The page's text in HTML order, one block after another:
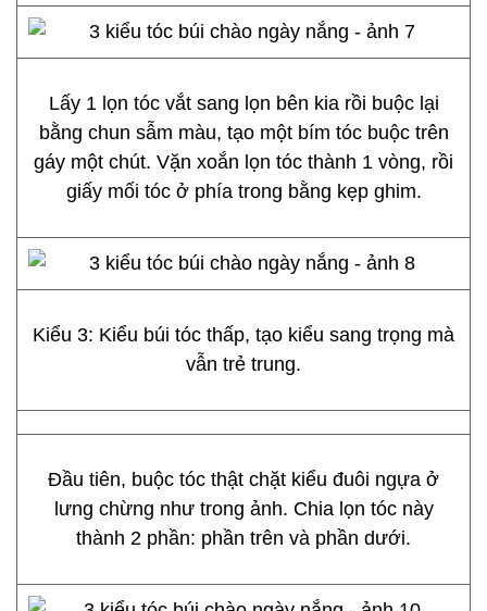
Lấy 1 lọn tóc vắt sang lọn bên kia rồi buộc lại
bằng chun sẫm màu, tạo một bím tóc buộc trên
gáy một chút. Vặn xoắn lọn tóc thành 1 vòng, rồi
giấy mối tóc ở phía trong bằng kẹp ghim.
Kiểu 3: Kiểu búi tóc thấp, tạo kiểu sang trọng mà
vẫn trẻ trung.
Đầu tiên, buộc tóc thật chặt kiểu đuôi ngựa ở
lưng chừng như trong ảnh. Chia lọn tóc này
thành 2 phần: phần trên và phần dưới.